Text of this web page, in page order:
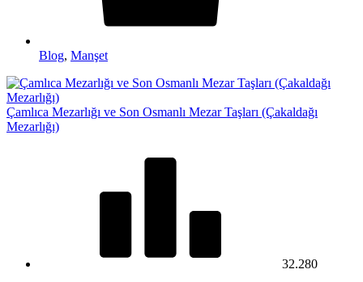
Blog, Manşet
Çamlıca Mezarlığı ve Son Osmanlı Mezar Taşları (Çakaldağı
Mezarlığı)
32.280